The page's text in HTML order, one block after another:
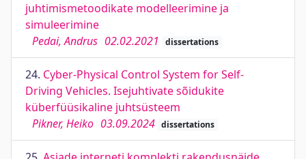
juhtimismetoodikate modelleerimine ja
simuleerimine
Pedai, Andrus 02.02.2021 dissertations
24. Cyber-Physical Control System for Self-
Driving Vehicles. Isejuhtivate sõidukite
küberfüüsikaline juhtsüsteem
Pikner, Heiko 03.09.2024 dissertations